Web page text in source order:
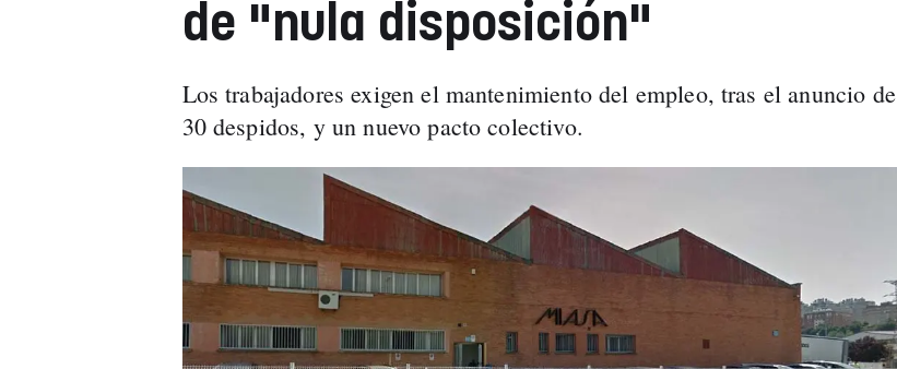
de "nula disposición"
Los trabajadores exigen el mantenimiento del empleo, tras el anuncio de
30 despidos, y un nuevo pacto colectivo.